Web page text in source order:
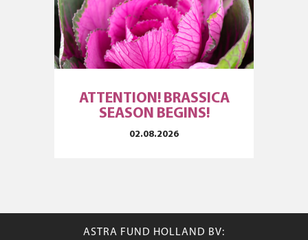
ATTENTION! BRASSICA
SEASON BEGINS!
02.08.2026
ASTRA FUND HOLLAND BV: